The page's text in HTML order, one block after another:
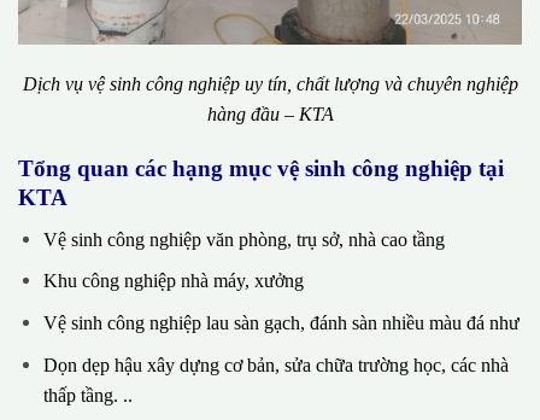
Dịch vụ vệ sinh công nghiệp uy tín, chất lượng và chuyên nghiệp
hàng đầu – KTA
Tổng quan các hạng mục vệ sinh công nghiệp tại
KTA
Vệ sinh công nghiệp văn phòng, trụ sở, nhà cao tầng
Khu công nghiệp nhà máy, xưởng
Vệ sinh công nghiệp lau sàn gạch, đánh sàn nhiều màu đá như
Dọn dẹp hậu xây dựng cơ bản, sửa chữa trường học, các nhà
thấp tầng. ..